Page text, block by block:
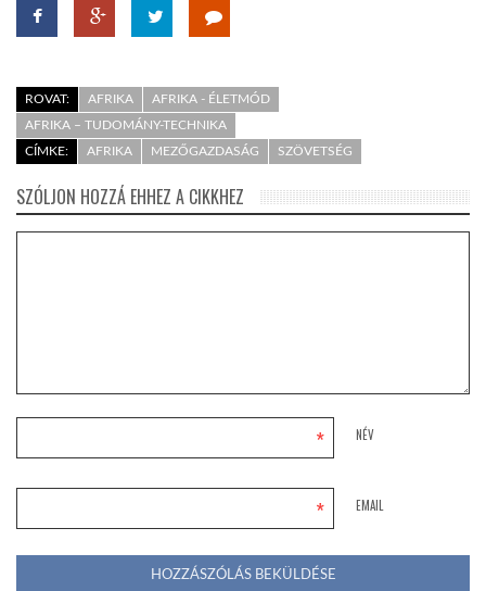
ROVAT: AFRIKA
AFRIKA - ÉLETMÓD
AFRIKA – TUDOMÁNY-TECHNIKA
CÍMKE:
AFRIKA MEZŐGAZDASÁG SZÖVETSÉG
SZÓLJON HOZZÁ EHHEZ A CIKKHEZ
NÉV
*
EMAIL
*